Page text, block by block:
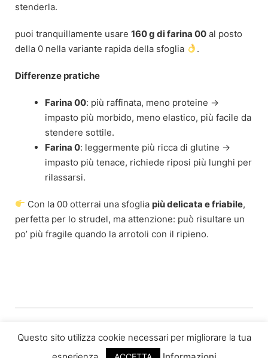
stenderla.
puoi tranquillamente usare 160 g di farina 00 al posto
della 0 nella variante rapida della sfoglia
.
Differenze pratiche
Farina 00: più raffinata, meno proteine →
impasto più morbido, meno elastico, più facile da
stendere sottile.
Farina 0: leggermente più ricca di glutine →
impasto più tenace, richiede riposi più lunghi per
rilassarsi.
Con la 00 otterrai una sfoglia più delicata e friabile,
perfetta per lo strudel, ma attenzione: può risultare un
po’ più fragile quando la arrotoli con il ripieno.
Questo sito utilizza cookie necessari per migliorare la tua